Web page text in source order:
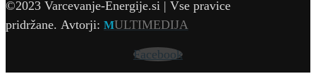
©2023 Varcevanje-Energije.si | Vse pravice
pridržane. Avtorji: MULTIMEDIJA
Facebook